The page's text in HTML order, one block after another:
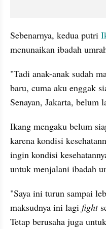
Sebenarnya, kedua putri
menunaikan ibadah
"Tadi anak-anak sudah
baru, cuma aku enggak
Senayan, Jakarta, belum
Ikang mengaku belum
karena kondisi
ingin kondisi
untuk menjalani ibadah
"Saya ini turun sampai
maksudnya ini lagi fight
Tetap berusaha juga